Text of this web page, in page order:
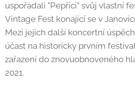
uspořádali "Pepříci" svůj vlastní
Vintage Fest konající se v
Mezi jejich další koncertní
účast na historicky prvním
zařazení do znovuobnoveného
2021.